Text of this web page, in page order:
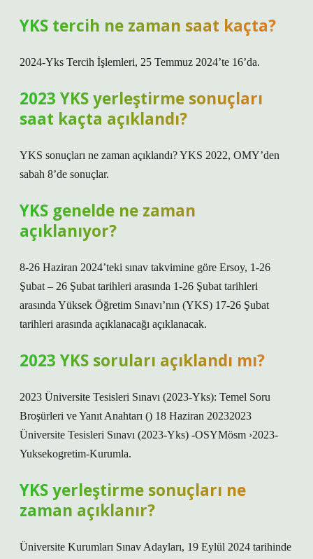
YKS tercih ne zaman saat kaçta?
2024-Yks Tercih İşlemleri, 25 Temmuz 2024’te 16’da.
2023 YKS yerleştirme sonuçları
saat kaçta açıklandı?
YKS sonuçları ne zaman açıklandı? YKS 2022, OMY’den
sabah 8’de sonuçlar.
YKS genelde ne zaman
açıklanıyor?
8-26 Haziran 2024’teki sınav takvimine göre Ersoy, 1-26
Şubat – 26 Şubat tarihleri ​​arasında 1-26 Şubat tarihleri ​​
arasında Yüksek Öğretim Sınavı’nın (YKS) 17-26 Şubat
tarihleri ​​arasında açıklanacağı açıklanacak.
2023 YKS soruları açıklandı mı?
2023 Üniversite Tesisleri Sınavı (2023-Yks): Temel Soru
Broşürleri ve Yanıt Anahtarı () 18 Haziran 20232023
Üniversite Tesisleri Sınavı (2023-Yks) -OSYMösm ›2023-
Yuksekogretim-Kurumla.
YKS yerleştirme sonuçları ne
zaman açıklanır?
Üniversite Kurumları Sınav Adayları, 19 Eylül 2024 tarihinde